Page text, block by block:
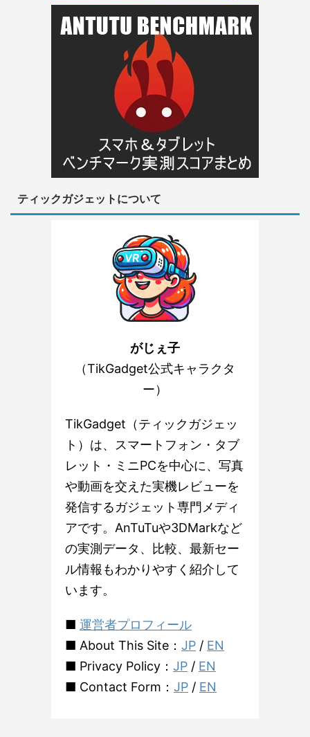
ティックガジェットについて
がじぇ子
（TikGadget公式キャラクタ
ー）
TikGadget（ティックガジェッ
ト）は、スマートフォン・タブ
レット・ミニPCを中心に、写真
や動画を交えた実機レビューを
発信するガジェット専門メディ
アです。AnTuTuや3DMarkなど
の実測データ、比較、最新セー
ル情報もわかりやすく紹介して
います。
■ 運営者プロフィール
■ About This Site： JP / EN
■ Privacy Policy： JP / EN
■ Contact Form： JP / EN